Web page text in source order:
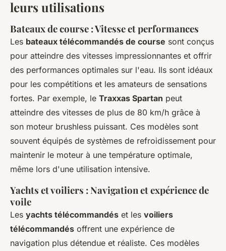
leurs utilisations
Bateaux de course : Vitesse et performances
Les bateaux télécommandés de course sont conçus
pour atteindre des vitesses impressionnantes et offrir
des performances optimales sur l'eau. Ils sont idéaux
pour les compétitions et les amateurs de sensations
fortes. Par exemple, le Traxxas Spartan peut
atteindre des vitesses de plus de 80 km/h grâce à
son moteur brushless puissant. Ces modèles sont
souvent équipés de systèmes de refroidissement pour
maintenir le moteur à une température optimale,
même lors d'une utilisation intensive.
Yachts et voiliers : Navigation et expérience de
voile
Les yachts télécommandés et les voiliers
télécommandés offrent une expérience de
navigation plus détendue et réaliste. Ces modèles